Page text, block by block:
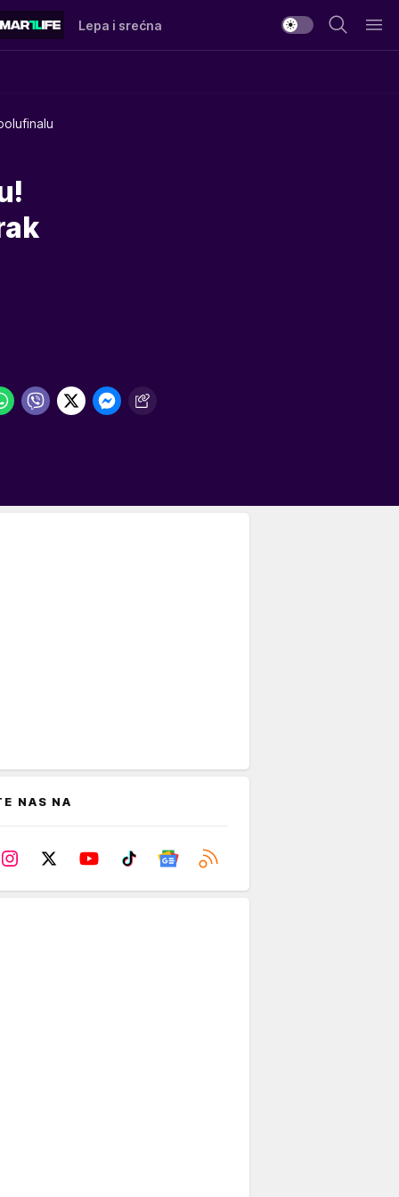
Lepa i srećna
NAS NA